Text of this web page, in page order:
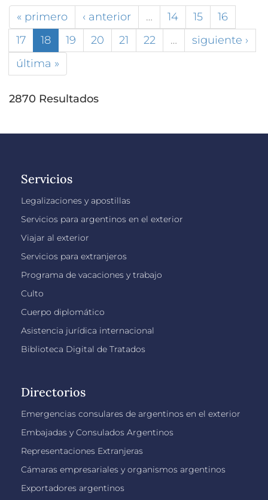
« primero ‹ anterior … 14 15
16
17
18 19 20 21 22 …
siguiente ›
última »
2870 Resultados
Servicios
Legalizaciones y apostillas
Servicios para argentinos en el exterior
Viajar al exterior
Servicios para extranjeros
Programa de vacaciones y trabajo
Culto
Cuerpo diplomático
Asistencia jurídica internacional
Biblioteca Digital de Tratados
Directorios
Emergencias consulares de argentinos en el exterior
Embajadas y Consulados Argentinos
Representaciones Extranjeras
Cámaras empresariales y organismos argentinos
Exportadores argentinos